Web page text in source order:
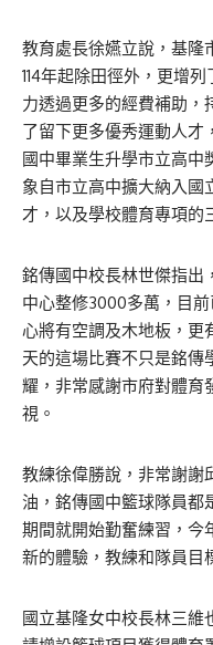
教育處長徐嬿立說，基隆
114年起除田徑外，更增
力透過更多的經費補助，
了留下更多優秀運動人才
國中畢業生升學市立高
象自市立高中擴大納入國
才，以及學校體育專項的
銘傳國中校長林世傑指出
中心整修3000多萬，目
心將有空調及木地板，更
天的這場比賽不只是銘傳
耀，非常感謝市府對體育
視。
教練徐偉勝說，非常謝謝
油，銘傳國中籃球隊員都
期間就開始勤奮練習，今
新的體驗，教練和隊員目
國立基隆女中校長林三維